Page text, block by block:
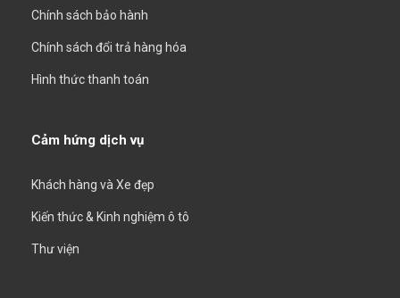
Chính sách bảo hành
Chính sách đổi trả hàng hóa
Hình thức thanh toán
Cảm hứng dịch vụ
Khách hàng và Xe đẹp
Kiến thức & Kinh nghiệm ô tô
Thư viện